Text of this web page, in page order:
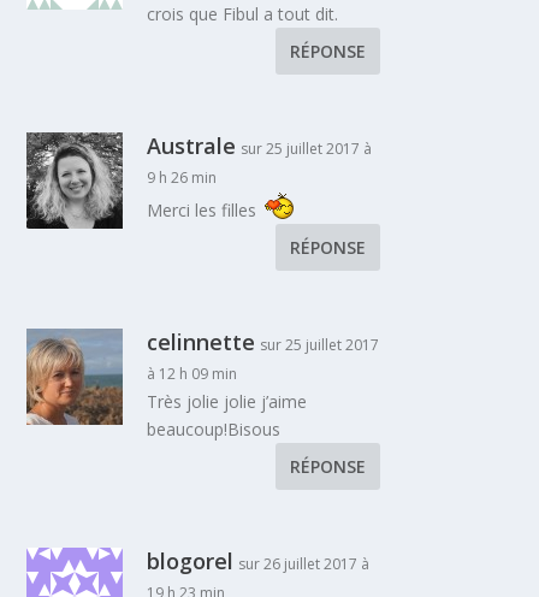
crois que Fibul a tout dit.
RÉPONSE
Australe sur 25 juillet 2017 à
9 h 26 min
Merci les filles
RÉPONSE
celinnette sur 25 juillet 2017
à 12 h 09 min
Très jolie jolie j’aime
beaucoup!Bisous
RÉPONSE
blogorel sur 26 juillet 2017 à
19 h 23 min